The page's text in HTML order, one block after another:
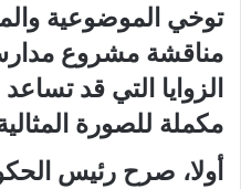
توخي الموضوعية
مناقشة مشروع
الزوايا التي قد
مكملة للصورة
أولا، صرح رئيس